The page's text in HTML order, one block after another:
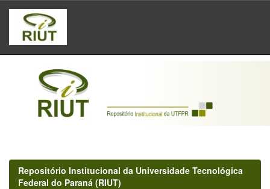
Skip
navigation
Repositório Institucional da Universidade Tecnológica
Federal do Paraná (RIUT)